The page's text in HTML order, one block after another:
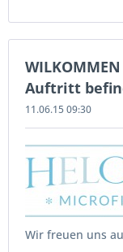
Auftritt
11.06.15 09:30
Wir freuen uns